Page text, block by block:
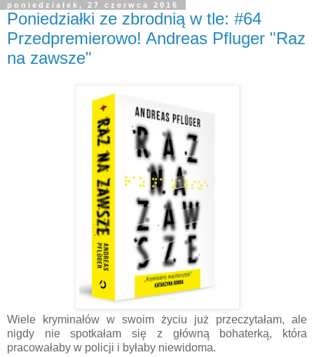
poniedziałek, 27 czerwca 2016
Poniedziałki ze zbrodnią w tle: #64
Przedpremierowo! Andreas Pfluger "Raz
na zawsze"
Wiele kryminałów w swoim życiu już przeczytałam, ale
nigdy nie spotkałam się z główną bohaterką, która
pracowałaby w policji i byłaby niewidoma.